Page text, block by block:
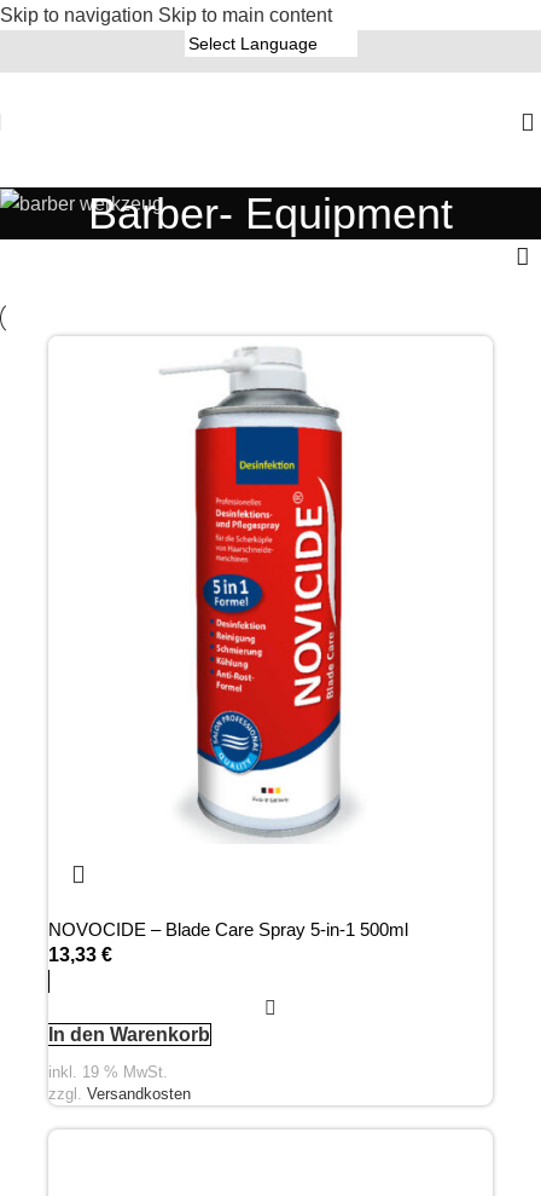
Skip to navigation Skip to main content
Barber- Equipment
NOVOCIDE – Blade Care Spray 5-in-1 500ml
13,33 €
In den Warenkorb
inkl. 19 % MwSt.
zzgl. Versandkosten